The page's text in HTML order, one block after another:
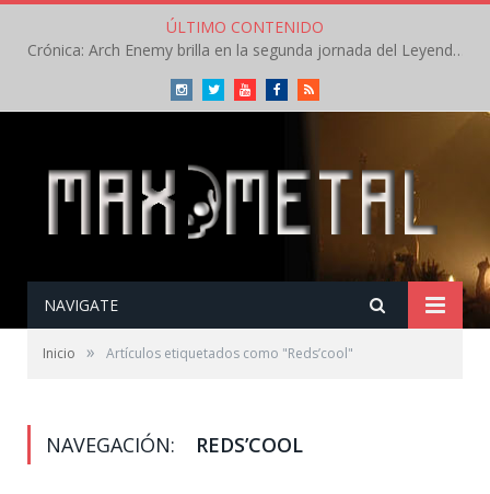
ÚLTIMO CONTENIDO
Crónica: Arch Enemy brilla en la segunda jornada del Leyendas del Rock – Jueves – Agosto 2026
InstagramTwitterYoutubeFacebookRSS
NAVIGATE
Inicio » Artículos etiquetados como "Reds’cool"
NAVEGACIÓN: REDS’COOL